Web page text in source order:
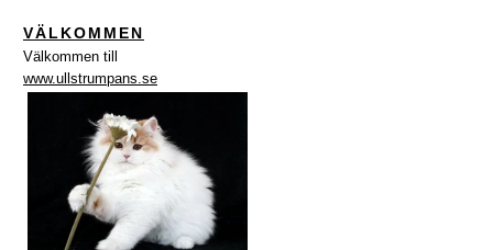
VÄLKOMMEN
Välkommen till
www.ullstrumpans.se